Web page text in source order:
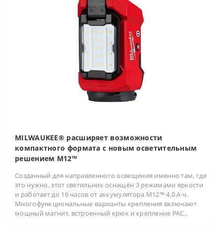
MILWAUKEE® расширяет возможности
компактного формата с новым осветительным
решением M12™
Созданный для направленного освещения именно там, где
это нужно, этот светильник оснащён 3 режимами яркости
и работает до 16 часов от аккумулятора M12™ 4.0 А·ч.
Многофункциональные варианты крепления включают
мощный магнит, встроенный крюк и крепление PAC..